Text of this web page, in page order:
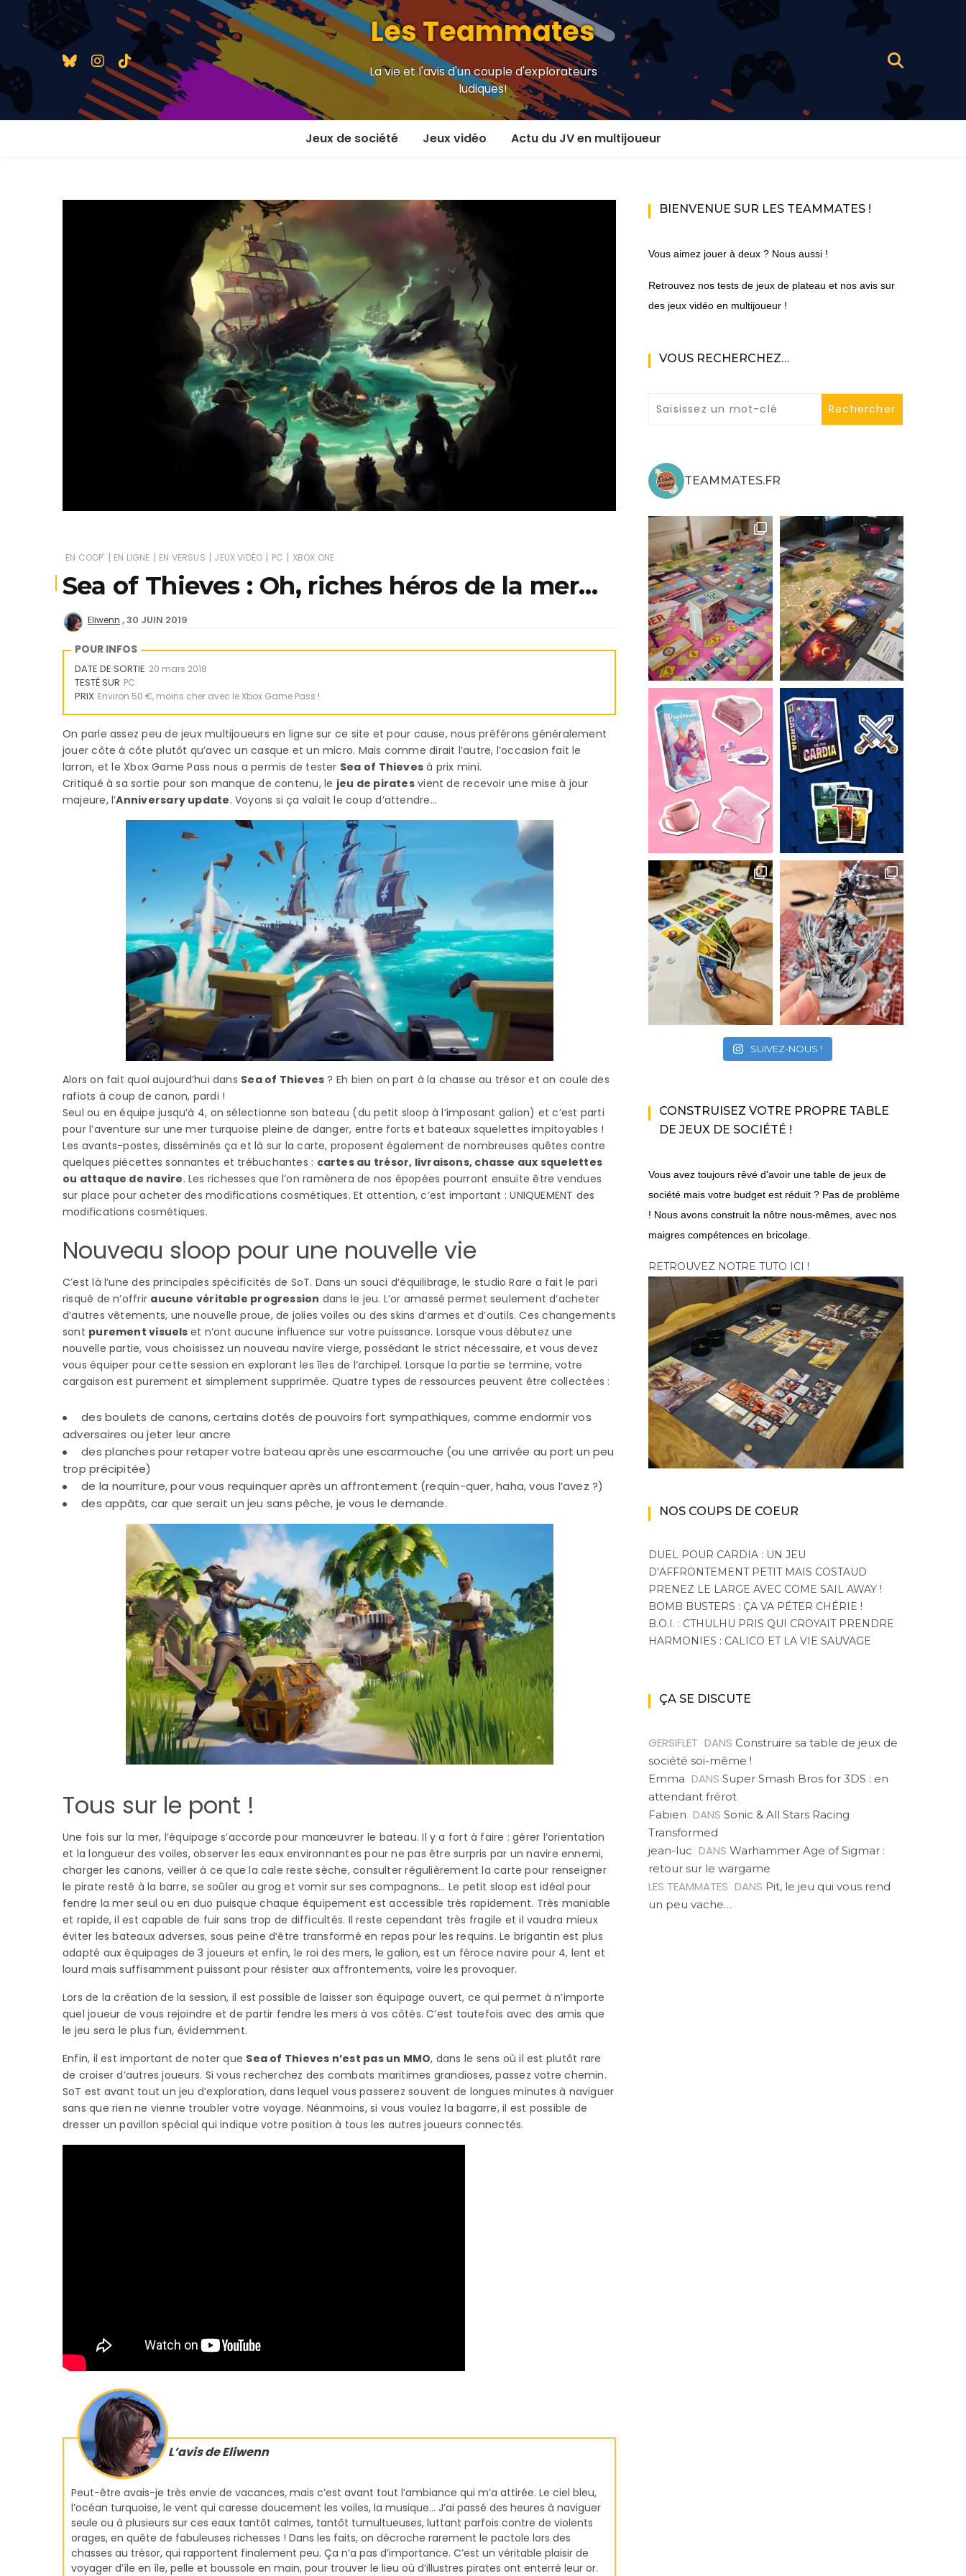
Les Teammates
La vie et l'avis d'un couple d'explorateurs
ludiques!
Jeux de société
2 joueurs
En coop’
En versus
Jeux Access+
Jeux vidéo
En versus
Local en écran partagé
En ligne
MMORPG
Par plateforme
XBox One
XBox Series X|S
Actu du JV en multijoueur
EN COOP' | EN LIGNE | EN VERSUS | JEUX VIDÉO | PC | XBOX ONE
Sea of Thieves : Oh, riches héros de la mer…
Eliwenn 30 JUIN 2019
POUR INFOS
DATE DE SORTIE 20 mars 2018
TESTÉ SUR PC
PRIX Environ 50 €, moins cher avec le Xbox Game Pass !
On parle assez peu de jeux multijoueurs en ligne sur ce site et pour cause, nous préférons généralement
jouer côte à côte plutôt qu’avec un casque et un micro. Mais comme dirait l’autre, l’occasion fait le
larron, et le Xbox Game Pass nous a permis de tester Sea of Thieves à prix mini.
Critiqué à sa sortie pour son manque de contenu, le jeu de piratesvient de recevoir une mise à jour
majeure, l’Anniversary update. Voyons si ça valait le coup d’attendre…
Alors on fait quoi aujourd’hui dans Sea of Thieves ? Eh bien on part à la chasse au trésor et on coule des
rafiots à coup de canon, pardi !
Seul ou en équipe jusqu’à 4, on sélectionne son bateau (du petit sloop à l’imposant galion) et c’est parti
pour l’aventure sur une mer turquoise pleine de danger, entre forts et bateaux squelettes impitoyables !
Les avants-postes, disséminés ça et là sur la carte, proposent également de nombreuses quêtes contre
quelques piécettes sonnantes et trébuchantes : cartes au trésor, livraisons, chasse aux squelettes
ou attaque de navire. Les richesses que l’on ramènera de nos épopées pourront ensuite être vendues
sur place pour acheter des modifications cosmétiques. Et attention, c’est important : UNIQUEMENT des
modifications cosmétiques.
Nouveau sloop pour une nouvelle vie
C’est là l’une des principales spécificités de SoT. Dans un souci d’équilibrage, le studio Rare a fait le pari
risqué de n’offrir aucune véritable progression dans le jeu. L’or amassé permet seulement d’acheter
d’autres vêtements, une nouvelle proue, de jolies voiles ou des skins d’armes et d’outils. Ces changements
sont purement visuels et n’ont aucune influence sur votre puissance. Lorsque vous débutez une
nouvelle partie, vous choisissez un nouveau navire vierge, possédant le strict nécessaire, et vous devez
vous équiper pour cette session en explorant les îles de l’archipel. Lorsque la partie se termine, votre
cargaison est purement et simplement supprimée. Quatre types de ressources peuvent être collectées :
des boulets de canons, certains dotés de pouvoirs fort sympathiques, comme endormir vos
adversaires ou jeter leur ancre
des planches pour retaper votre bateau après une escarmouche (ou une arrivée au port un peu
trop précipitée)
de la nourriture, pour vous requinquer après un affrontement (requin-quer, haha, vous l’avez ?)
des appâts, car que serait un jeu sans pêche, je vous le demande.
Tous sur le pont !
Une fois sur la mer, l’équipage s’accorde pour manœuvrer le bateau. Il y a fort à faire : gérer l’orientation
et la longueur des voiles, observer les eaux environnantes pour ne pas être surpris par un navire ennemi,
charger les canons, veiller à ce que la cale reste sèche, consulter régulièrement la carte pour renseigner
le pirate resté à la barre, se soûler au grog et vomir sur ses compagnons… Le petit sloop est idéal pour
fendre la mer seul ou en duo puisque chaque équipement est accessible très rapidement. Très maniable
et rapide, il est capable de fuir sans trop de difficultés. Il reste cependant très fragile et il vaudra mieux
éviter les bateaux adverses, sous peine d’être transformé en repas pour les requins. Le brigantin est plus
adapté aux équipages de 3 joueurs et enfin, le roi des mers, le galion, est un féroce navire pour 4, lent et
lourd mais suffisamment puissant pour résister aux affrontements, voire les provoquer.
Lors de la création de la session, il est possible de laisser son équipage ouvert, ce qui permet à n’importe
quel joueur de vous rejoindre et de partir fendre les mers à vos côtés. C’est toutefois avec des amis que
le jeu sera le plus fun, évidemment.
Enfin, il est important de noter que Sea of Thieves n’est pas un MMO, dans le sens où il est plutôt rare
de croiser d’autres joueurs. Si vous recherchez des combats maritimes grandioses, passez votre chemin.
SoT est avant tout un jeu d’exploration, dans lequel vous passerez souvent de longues minutes à naviguer
sans que rien ne vienne troubler votre voyage. Néanmoins, si vous voulez la bagarre, il est possible de
dresser un pavillon spécial qui indique votre position à tous les autres joueurs connectés.
L’avis de Eliwenn
Peut-être avais-je très envie de vacances, mais c’est avant tout l’ambiance qui m’a attirée. Le ciel bleu,
l’océan turquoise, le vent qui caresse doucement les voiles, la musique… J’ai passé des heures à naviguer
seule ou à plusieurs sur ces eaux tantôt calmes, tantôt tumultueuses, luttant parfois contre de violents
orages, en quête de fabuleuses richesses ! Dans les faits, on décroche rarement le pactole lors des
chasses au trésor, qui rapportent finalement peu. Ça n’a pas d’importance. C’est un véritable plaisir de
voyager d’île en île, pelle et boussole en main, pour trouver le lieu où d’illustres pirates ont enterré leur or.
BIENVENUE SUR LES TEAMMATES !
Vous aimez jouer à deux ? Nous aussi !
Retrouvez nos tests de jeux de plateau et nos avis sur
des jeux vidéo en multijoueur !
VOUS RECHERCHEZ…
TEAMMATES.FR
SUIVEZ-NOUS !
CONSTRUISEZ VOTRE PROPRE TABLE
DE JEUX DE SOCIÉTÉ !
Vous avez toujours rêvé d'avoir une table de jeux de
société mais votre budget est réduit ? Pas de problème
! Nous avons construit la nôtre nous-mêmes, avec nos
maigres compétences en bricolage.
RETROUVEZ NOTRE TUTO ICI !
NOS COUPS DE COEUR
DUEL POUR CARDIA : UN JEU
D’AFFRONTEMENT PETIT MAIS COSTAUD
PRENEZ LE LARGE AVEC COME SAIL AWAY !
BOMB BUSTERS : ÇA VA PÉTER CHÉRIE !
B.O.I. : CTHULHU PRIS QUI CROYAIT PRENDRE
HARMONIES : CALICO ET LA VIE SAUVAGE
ÇA SE DISCUTE
GERSIFLET DANS Construire sa table de jeux de
société soi-même !
Emma DANS Super Smash Bros for 3DS : en
attendant frérot
Fabien DANS Sonic & All Stars Racing
Transformed
jean-luc DANS Warhammer Age of Sigmar :
retour sur le wargame
LES TEAMMATES DANS Pit, le jeu qui vous rend
un peu vache…